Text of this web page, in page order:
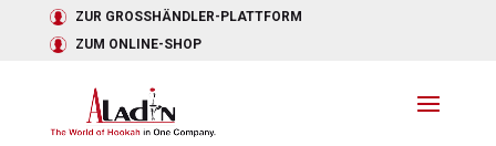
ZUR GROSSHÄNDLER-PLATTFORM
ZUM ONLINE-SHOP